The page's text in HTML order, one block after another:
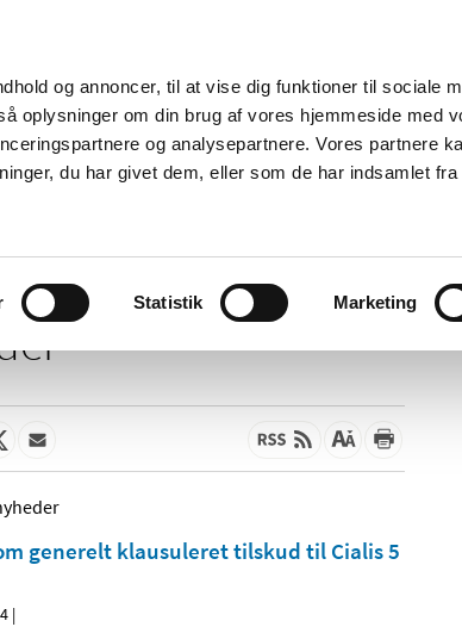
og annoncer, til at vise dig funktioner til sociale
oplysninger om din brug af vores hjemmeside med
og analysepartnere. Vores partnere
du har givet dem, eller som de har indsamlet fra
Statistik Marketing
Nyheder Om os Kontakt
Tilskud og
Apoteker og salg af
generelt klausuleret tilskud til Cialis 5
|